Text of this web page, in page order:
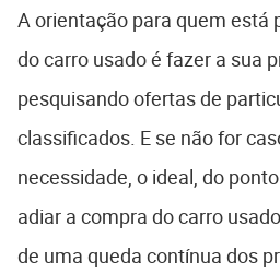
A orientação para quem está
do carro usado é fazer a sua
pesquisando ofertas de
classificados. E se não for
necessidade, o ideal, do
adiar a compra do carro
de uma queda contínua dos